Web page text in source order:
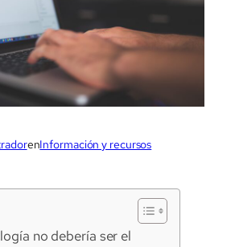
enInformación y recursos
no debería ser el